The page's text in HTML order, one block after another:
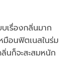
เรื่องกลิ่นมาก
มือนฟิตเนสในร่ม
นก็จะสะสมหนัก